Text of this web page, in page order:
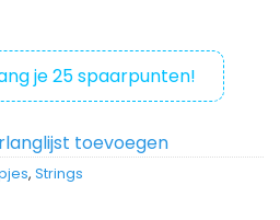
je25spaarpunten!
toevoegen
, Strings